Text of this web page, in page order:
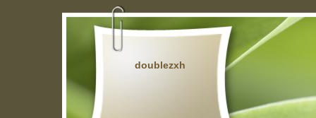
doublezxh